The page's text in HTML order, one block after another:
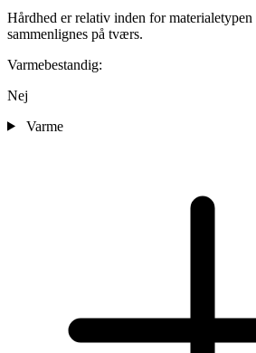
Hårdhed er relativ inden for
sammenlignes på tværs.
Varmebestandig:
Nej
Varme